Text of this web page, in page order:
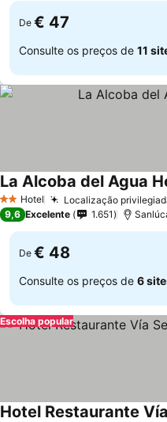
De € 47
Consulte os preços de 11
2 Estrelas
Hotel Localização
La Alcoba del Agua
9,6 Excelente 1.651
De € 48
Consulte os preços de 6
Escolha popular